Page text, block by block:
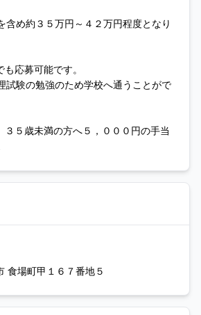
含め約３５万円～４２万円程度となり
応募可能です。
試験の勉強のため学校へ通うことがで
５歳未満の方へ５，０００円の手当
食場町甲１６７番地５